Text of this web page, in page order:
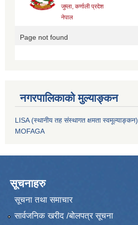
नगरपालिकाको मुल्याङ्कन
LISA (स्थानीय तह संस्थागत क्षमता स्वमूल्याङ्कन)
MOFAGA
सूचनाहरु
सूचना तथा समाचार
सार्वजनिक खरीद /बोलपत्र सूचना